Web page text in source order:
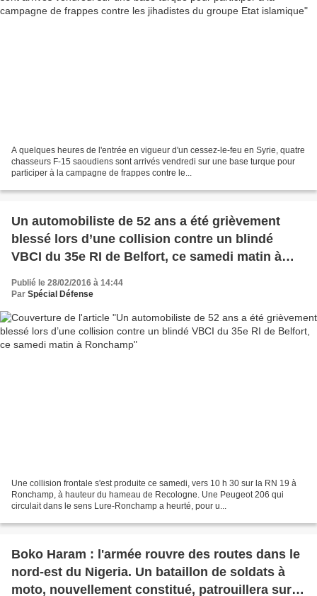
A quelques heures de l'entrée en vigueur d'un cessez-le-feu en Syrie, quatre
chasseurs F-15 saoudiens sont arrivés vendredi sur une base turque pour
participer à la campagne de frappes contre le...
Un automobiliste de 52 ans a été grièvement
blessé lors d’une collision contre un blindé
VBCI du 35e RI de Belfort, ce samedi matin à
Publié le 28/02/2016 à 14:44
Par Spécial Défense
Une collision frontale s'est produite ce samedi, vers 10 h 30 sur la RN 19 à
Ronchamp, à hauteur du hameau de Recologne. Une Peugeot 206 qui
circulait dans le sens Lure-Ronchamp a heurté, pour u...
Boko Haram : l'armée rouvre des routes dans le
nord-est du Nigeria. Un bataillon de soldats à
moto, nouvellement constitué, patrouillera sur